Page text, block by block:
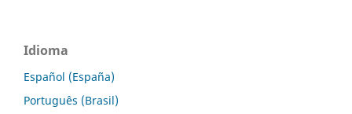
Idioma
Español (España)
Português (Brasil)